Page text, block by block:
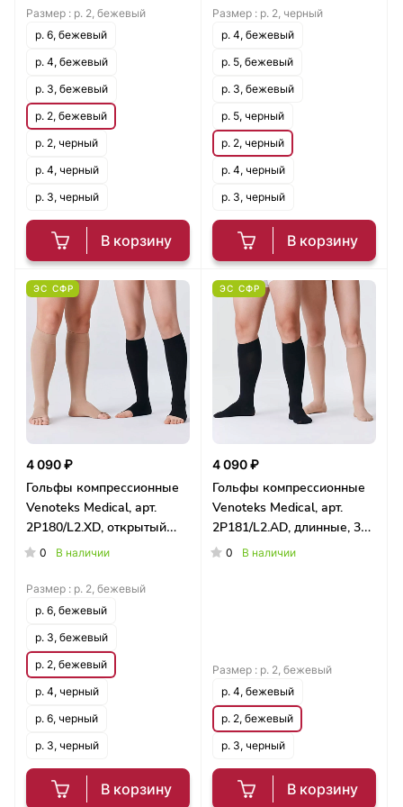
В корзину
Размер : р. 2, бежевый
р. 6, бежевый
р. 4, бежевый
р. 3, бежевый
р. 2, бежевый
р. 2, черный
р. 4, черный
р. 3, черный
В корзину
Размер : р. 2, черный
р. 4, бежевый
р. 5, бежевый
р. 3, бежевый
р. 5, черный
р. 2, черный
р. 4, черный
р. 3, черный
ЭС СФР
4 090 ₽
Гольфы компрессионные
Venoteks Medical, арт.
2P180/L2.XD, открытый
носок, длинные, 38-43 см
0 В наличии
В корзину
Размер : р. 2, бежевый
р. 6, бежевый
р. 3, бежевый
р. 2, бежевый
р. 4, черный
р. 6, черный
р. 3, черный
ЭС СФР
4 090 ₽
Гольфы компрессионные
Venoteks Medical, арт.
2P181/L2.AD, длинные, 38-
43 см
0 В наличии
В корзину
Размер : р. 2, бежевый
р. 4, бежевый
р. 2, бежевый
р. 3, черный